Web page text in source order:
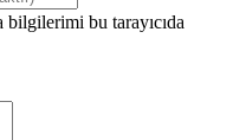
bilgilerimi bu tarayıcıda